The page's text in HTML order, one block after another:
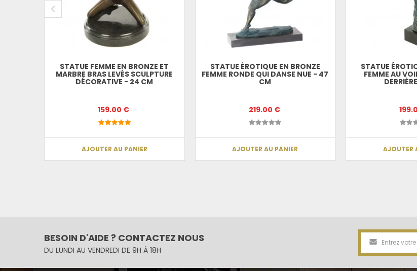
STATUE FEMME EN BRONZE ET
MARBRE BRAS LEVÉS SCULPTURE
DÉCORATIVE - 24 CM
159.00 €
AJOUTER AU PANIER
STATUE ÉROTIQUE EN BRONZE
FEMME RONDE QUI DANSE NUE - 47
CM
219.00 €
AJOUTER AU PANIER
STATUE
FEMME AU
AJOUTER
BESOIN D'AIDE ? CONTACTEZ NOUS
DU LUNDI AU VENDREDI DE 9H À 18H